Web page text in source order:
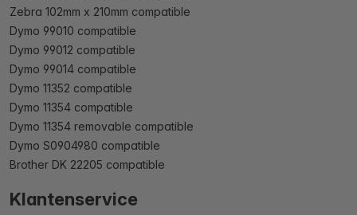
Zebra 102mm x 210mm compatible
Dymo 99010 compatible
Dymo 99012 compatible
Dymo 99014 compatible
Dymo 11352 compatible
Dymo 11354 compatible
Dymo 11354 removable compatible
Dymo S0904980 compatible
Brother DK 22205 compatible
Klantenservice